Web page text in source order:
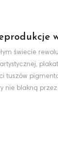
świecie
tuszów
nie blakną